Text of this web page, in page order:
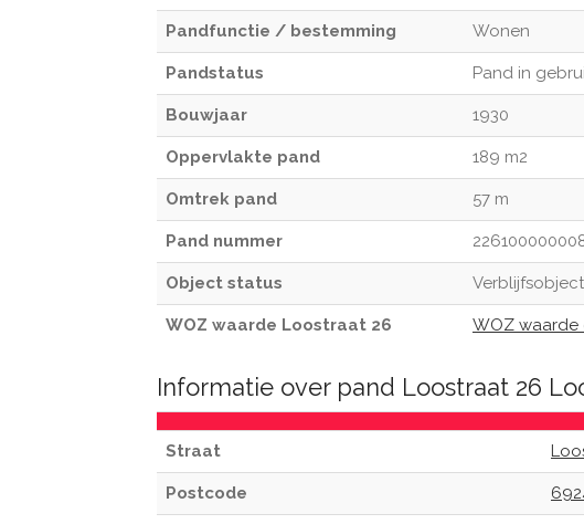
Pandfunctie / bestemming Wonen
Pandstatus Pand in
Bouwjaar 1930
Oppervlakte pand 189 m2
Omtrek pand 57 m
Pand nummer
Object status
WOZ waarde Loostraat 26 WOZ waarde
Informatie over pand Loostraat 26
Straat
Postcode